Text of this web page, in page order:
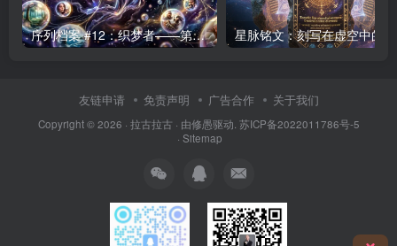
序列档案 #12：织梦者——第七序列的编织者
友链申请 免责声明 广告合作 关于我们
Copyright © 2026 · 拉古拉古 · 由修愚驱动. 苏ICP备2022011786号-5
· Sitemap